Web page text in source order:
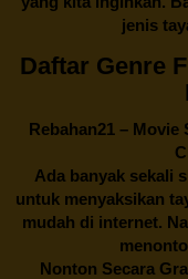
jenis
Daftar Genre
Rebahan21 – Movie
Ada banyak sekali
untuk menyaksikan
mudah di internet.
Nonton Secara